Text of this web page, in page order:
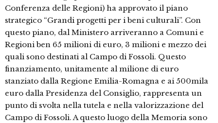
Conferenza delle Regioni) ha approvato il piano
strategico “Grandi progetti per i beni culturali”. Con
questo piano, dal Ministero arriveranno a Comuni e
Regioni ben 65 milioni di euro, 3 milioni e mezzo dei
quali sono destinati al Campo di Fossoli. Questo
finanziamento, unitamente al milione di euro
stanziato dalla Regione Emilia-Romagna e ai 500mila
euro dalla Presidenza del Consiglio, rappresenta un
punto di svolta nella tutela e nella valorizzazione del
Campo di Fossoli. A questo luogo della Memoria sono